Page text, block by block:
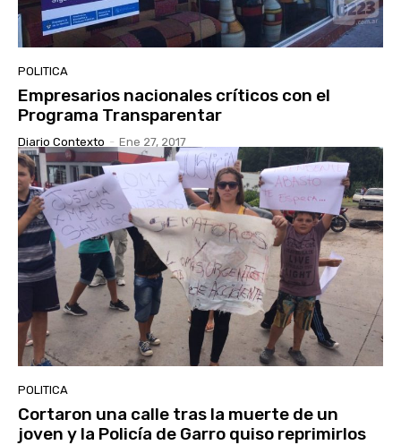
POLITICA
Empresarios nacionales críticos con el
Programa Transparentar
Diario Contexto - Ene 27, 2017
POLITICA
Cortaron una calle tras la muerte de un
joven y la Policía de Garro quiso reprimirlos